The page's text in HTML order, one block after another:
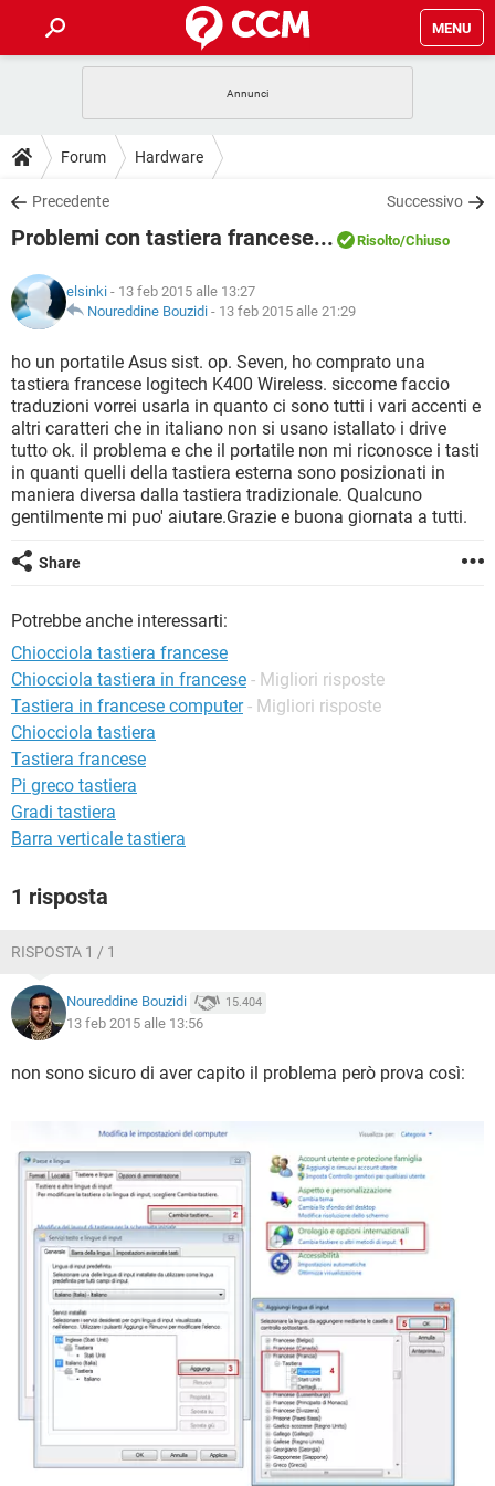
MENU
INTRATTENIMENTO
iOS
INSTAGRAM WHATSAPP
TIKTOK
HARDWARE
GUIDE
COVID-19
INSTAGRAM
TIKTOK
HARDWARE
DOWNLOAD
COVID-19 GAMING
INTRATTENIMENTO
iOS WINDOWS 10
WHATSAPP
TIKTOK FACEBOOK
HARDWARE
COVID-19
INTRATTENIMENTO
iOS WINDOWS 10
INSTAGRAM WHATSAPP
TIKTOK FACEBOOK
HARDWARE
GLOSSARIO
GAMING
INTRATTENIMENTO ANDROID
iOS WINDOWS 10
INSTAGRAM
TIKTOK FACEBOOK
Forum Hardware
Precedente Successivo
Problemi con tastiera francese... Risolto/Chiuso
elsinki - 13 feb 2015 alle 13:27
Noureddine Bouzidi - 13 feb 2015 alle 21:29
ho un portatile Asus sist. op. Seven, ho comprato una
tastiera francese logitech K400 Wireless. siccome faccio
traduzioni vorrei usarla in quanto ci sono tutti i vari accenti e
altri caratteri che in italiano non si usano istallato i drive
tutto ok. il problema e che il portatile non mi riconosce i tasti
in quanti quelli della tastiera esterna sono posizionati in
maniera diversa dalla tastiera tradizionale. Qualcuno
gentilmente mi puo' aiutare.Grazie e buona giornata a tutti.
Share
Potrebbe anche interessarti:
Chiocciola tastiera francese
Chiocciola tastiera in francese - Migliori risposte
Tastiera in francese computer - Migliori risposte
Chiocciola tastiera
Tastiera francese
Pi greco tastiera
Gradi tastiera
Barra verticale tastiera
1 risposta
RISPOSTA 1 / 1
Noureddine Bouzidi 15.404
13 feb 2015 alle 13:56
non sono sicuro di aver capito il problema però prova così: